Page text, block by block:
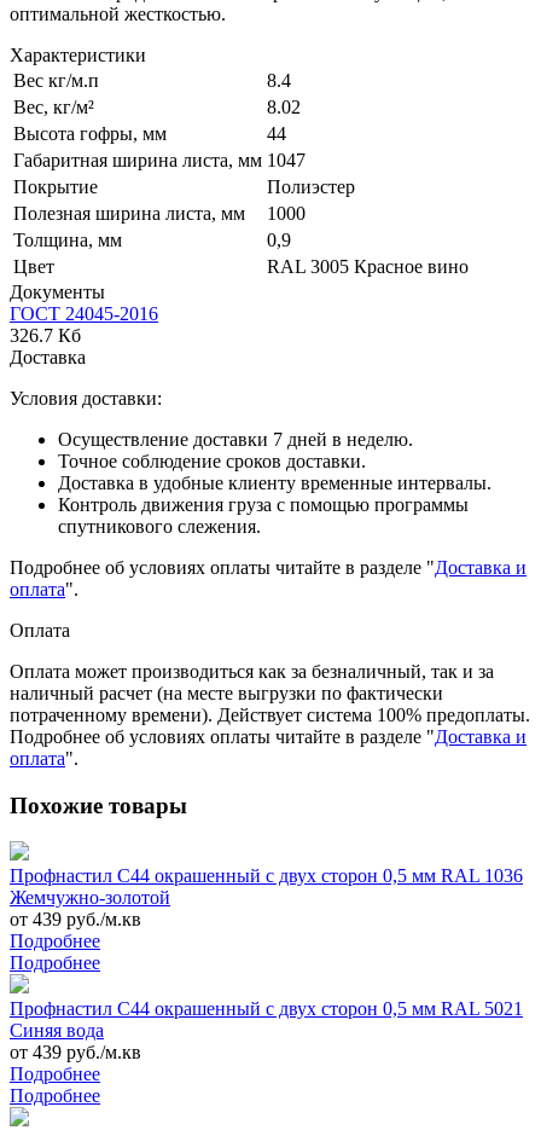
оптимальной жесткостью.
Характеристики
Вес кг/м.п
8.4
Вес, кг/м²
8.02
Высота гофры, мм
44
Габаритная ширина листа, мм 1047
Покрытие
Полиэстер
Полезная ширина листа, мм
1000
Толщина, мм
0,9
Цвет
RAL 3005 Красное вино
Документы
ГОСТ 24045-2016
326.7 Кб
Доставка
Условия доставки:
Осуществление доставки 7 дней в неделю.
Точное соблюдение сроков доставки.
Доставка в удобные клиенту временные интервалы.
Контроль движения груза с помощью программы
спутникового слежения.
Подробнее об условиях оплаты читайте в разделе "Доставка и
оплата".
Оплата
Оплата может производиться как за безналичный, так и за
наличный расчет (на месте выгрузки по фактически
потраченному времени). Действует система 100% предоплаты.
Подробнее об условиях оплаты читайте в разделе "Доставка и
оплата".
Похожие товары
Профнастил С44 окрашенный с двух сторон 0,5 мм RAL 1036
Жемчужно-золотой
от 439 руб./м.кв
Подробнее
Подробнее
Профнастил С44 окрашенный с двух сторон 0,5 мм RAL 5021
Синяя вода
от 439 руб./м.кв
Подробнее
Подробнее